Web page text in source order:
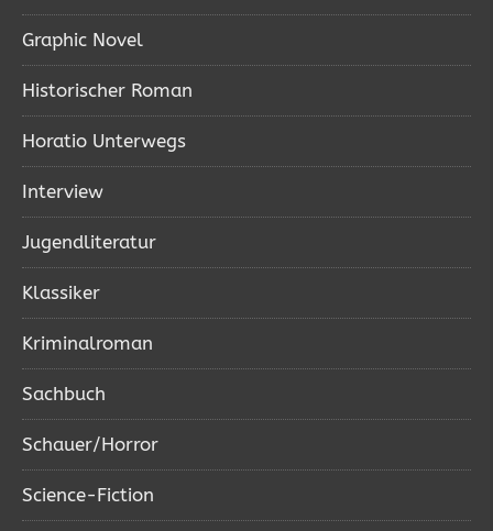
Graphic Novel
Historischer Roman
Horatio Unterwegs
Interview
Jugendliteratur
Klassiker
Kriminalroman
Sachbuch
Schauer/Horror
Science-Fiction